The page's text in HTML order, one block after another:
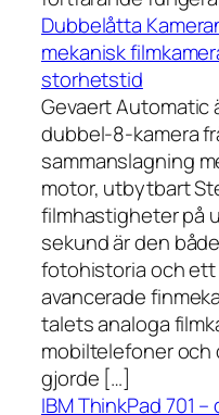
Dubbelåtta
mekanisk
storhetstid
Gevaert Automatic
dubbel-8-kamera
sammanslagning
motor, utbytbart
filmhastigheter på
sekund är den
fotohistoria och
avancerade
talets analoga
mobiltelefoner och
gjorde […]
IBM ThinkPad 701